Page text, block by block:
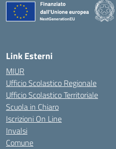
Link Esterni
MIUR
Ufficio Scolastico Regionale
Ufficio Scolastico Territoriale
Scuola in Chiaro
Iscrizioni On Line
Invalsi
Comune